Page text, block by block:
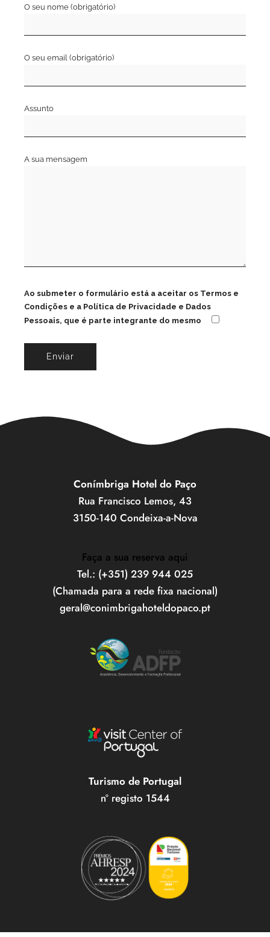
O seu nome (obrigatório)
O seu email (obrigatório)
Assunto
A sua mensagem
Ao submeter o formulário está a aceitar os Termos e
Condições e a Política de Privacidade e Dados
Pessoais, que é parte integrante do mesmo
Conímbriga Hotel do Paço
Rua Francisco Lemos, 43
3150-140 Condeixa-a-Nova
Faça a sua reserva aqui
Tel.: (+351) 239 944 025
(Chamada para a rede fixa nacional)
geral@conimbrigahoteldopaco.pt
Turismo de Portugal
nº registo 1544